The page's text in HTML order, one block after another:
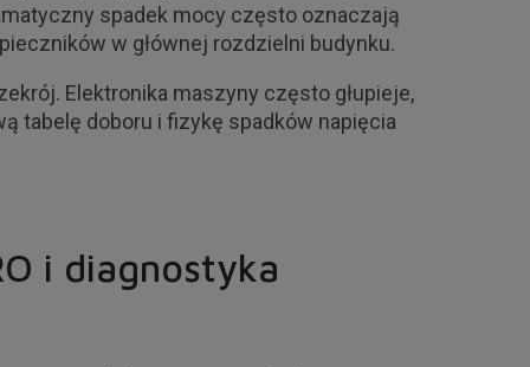
spadek mocy często oznaczają
w głównej rozdzielni budynku.
Elektronika maszyny często głupieje,
tabelę doboru i fizykę spadków napięcia
i diagnostyka